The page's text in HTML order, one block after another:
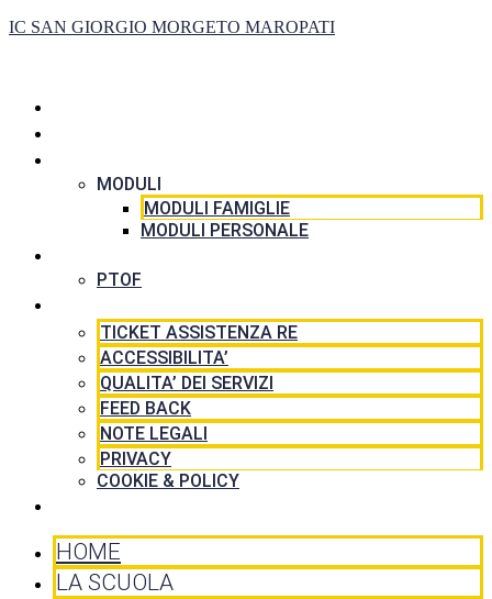
IC SAN GIORGIO MORGETO MAROPATI
MODULI
MODULI FAMIGLIE
MODULI PERSONALE
PTOF
TICKET ASSISTENZA RE
ACCESSIBILITA’
QUALITA’ DEI SERVIZI
FEED BACK
NOTE LEGALI
PRIVACY
COOKIE & POLICY
HOME
LA SCUOLA